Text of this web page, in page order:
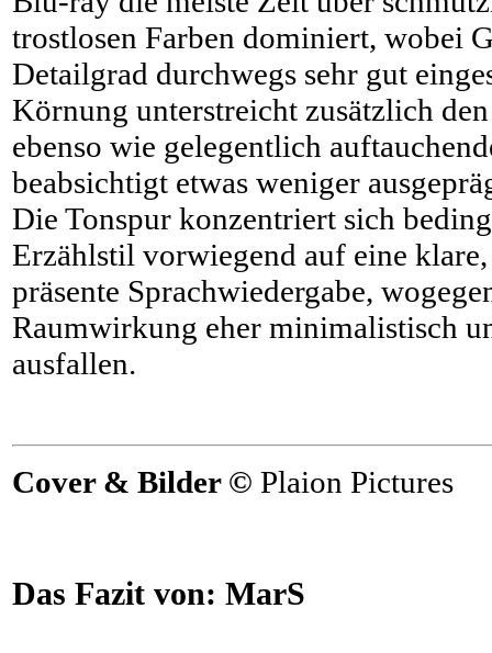
trostlosen Farben dominiert, wobei
Detailgrad durchwegs sehr gut
Körnung unterstreicht zusätzlich
ebenso wie gelegentlich
beabsichtigt etwas weniger
Die Tonspur konzentriert sich
Erzählstil vorwiegend auf eine
präsente Sprachwiedergabe,
Raumwirkung eher minimalistisch
ausfallen.
Cover & Bilder © Plaion Pictures
Das Fazit von: MarS